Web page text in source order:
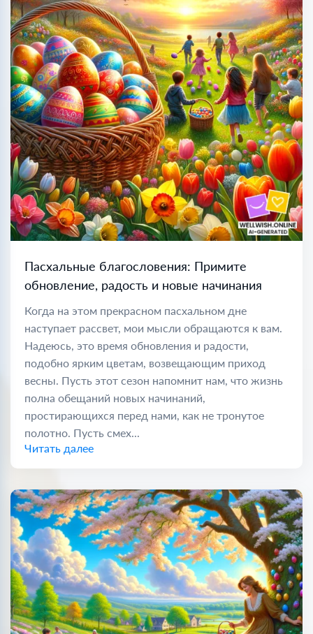
Пасхальные благословения: Примите
обновление, радость и новые начинания
Когда на этом прекрасном пасхальном дне
наступает рассвет, мои мысли обращаются к вам.
Надеюсь, это время обновления и радости,
подобно ярким цветам, возвещающим приход
весны. Пусть этот сезон напомнит нам, что жизнь
полна обещаний новых начинаний,
простирающихся перед нами, как не тронутое
полотно. Пусть смех...
Читать далее